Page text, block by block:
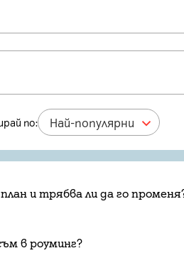
по: Най-популярни
и трябва ли да го
в роуминг?